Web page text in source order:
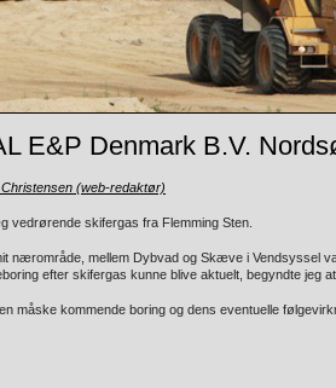
E&P Denmark B.V.
(web-redaktør)
vedrørende skifergas fra Flemming Sten.
nærområde, mellem Dybvad og Skæve i Vendsyssel
efter skifergas kunne blive aktuelt, begyndte jeg
måske kommende boring og dens eventuelle